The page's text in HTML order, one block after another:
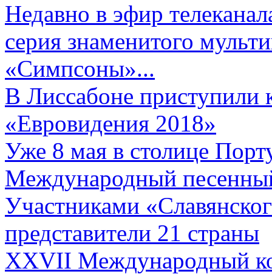
Недавно в эфир
серия знаменитого
«Симпсоны»...
В Лиссабоне приступили
«Евровидения 2018»
Уже 8 мая в столице
Международный
Участниками
представители 21 страны
XXVII Международный